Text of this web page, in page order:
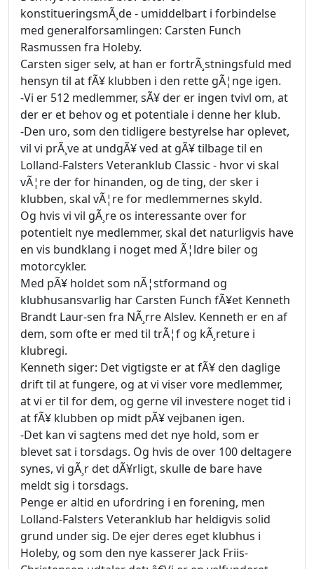
konstitueringsmÃ¸de - umiddelbart i forbindelse
med generalforsamlingen: Carsten Funch
Rasmussen fra Holeby.
Carsten siger selv, at han er fortrÃ¸stningsfuld med
hensyn til at fÃ¥ klubben i den rette gÃ¦nge igen.
-Vi er 512 medlemmer, sÃ¥ der er ingen tvivl om, at
der er et behov og et potentiale i denne her klub.
-Den uro, som den tidligere bestyrelse har oplevet,
vil vi prÃ¸ve at undgÃ¥ ved at gÃ¥ tilbage til en
Lolland-Falsters Veteranklub Classic - hvor vi skal
vÃ¦re der for hinanden, og de ting, der sker i
klubben, skal vÃ¦re for medlemmernes skyld.
Og hvis vi vil gÃ¸re os interessante over for
potentielt nye medlemmer, skal det naturligvis have
en vis bundklang i noget med Ã¦ldre biler og
motorcykler.
Med pÃ¥ holdet som nÃ¦stformand og
klubhusansvarlig har Carsten Funch fÃ¥et Kenneth
Brandt Laur-sen fra NÃ¸rre Alslev. Kenneth er en af
dem, som ofte er med til trÃ¦f og kÃ¸reture i
klubregi.
Kenneth siger: Det vigtigste er at fÃ¥ den daglige
drift til at fungere, og at vi viser vore medlemmer,
at vi er til for dem, og gerne vil investere noget tid i
at fÃ¥ klubben op midt pÃ¥ vejbanen igen.
-Det kan vi sagtens med det nye hold, som er
blevet sat i torsdags. Og hvis de over 100 deltagere
synes, vi gÃ¸r det dÃ¥rligt, skulle de bare have
meldt sig i torsdags.
Penge er altid en ufordring i en forening, men
Lolland-Falsters Veteranklub har heldigvis solid
grund under sig. De ejer deres eget klubhus i
Holeby, og som den nye kasserer Jack Friis-